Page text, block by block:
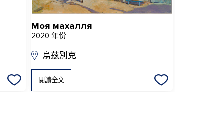
Моя махалля
2020 年份
烏茲別克
閱讀全文